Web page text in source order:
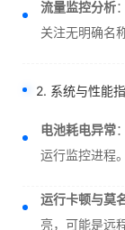
流量监控分析
关注无明确名
2. 系统与性能
电池耗电异常
运行监控进程。
运行卡顿与莫
亮，可能是远